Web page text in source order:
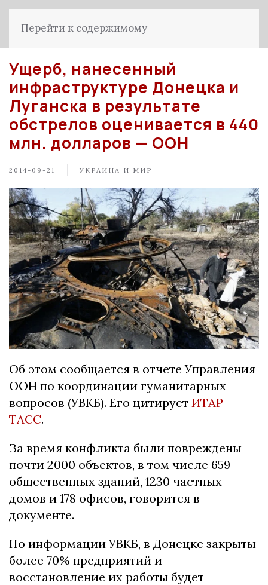
Перейти к содержимому
Ущерб, нанесенный
инфраструктуре Донецка и
Луганска в результате
обстрелов оценивается в 440
млн. долларов — ООН
2014-09-21 УКРАИНА И МИР
Об этом сообщается в отчете Управления
ООН по координации гуманитарных
вопросов (УВКБ). Его цитирует ИТАР-
ТАСС.
За время конфликта были повреждены
почти 2000 объектов, в том числе 659
общественных зданий, 1230 частных
домов и 178 офисов, говорится в
документе.
По информации УВКБ, в Донецке закрыты
более 70% предприятий и
восстановление их работы будет